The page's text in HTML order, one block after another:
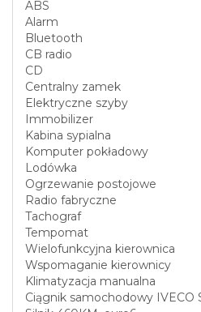
ABS
Alarm
Bluetooth
CB radio
CD
Centralny zamek
Elektryczne szyby
Immobilizer
Kabina sypialna
Komputer pokładowy
Lodówka
Ogrzewanie postojowe
Radio fabryczne
Tachograf
Tempomat
Wielofunkcyjna kierownica
Wspomaganie kierownicy
Klimatyzacja manualna
Ciągnik samochodowy IVECO